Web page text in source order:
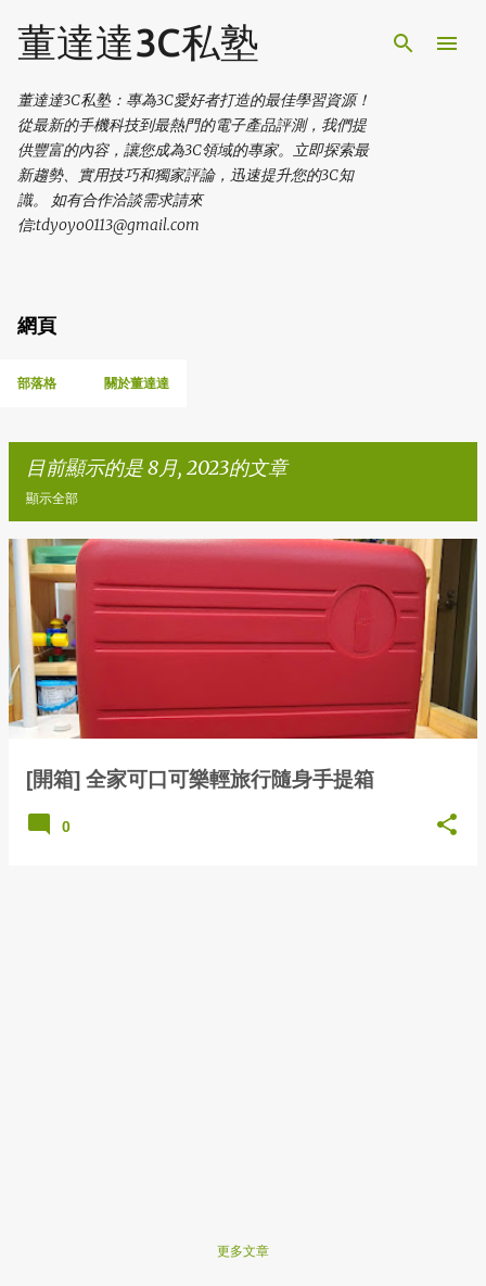
跳到主要內容
董達達3C私塾
董達達3C私塾：專為3C愛好者打造的最佳學習資源！
從最新的手機科技到最熱門的電子產品評測，我們提
供豐富的內容，讓您成為3C領域的專家。立即探索最
新趨勢、實用技巧和獨家評論，迅速提升您的3C知
識。 如有合作洽談需求請來
信:tdyoyo0113@gmail.com
網頁
部落格 關於董達達
目前顯示的是 8月, 2023的文章
顯示全部
發
表
文
章
[開箱] 全家可口可樂輕旅行隨身手提箱
0
更多文章